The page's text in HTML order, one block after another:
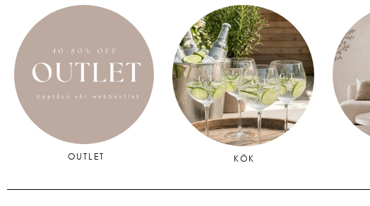
OUTLET KÖK